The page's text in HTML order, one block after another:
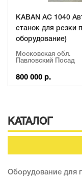
KABAN AC 1040
станок для
оборудование)
Московская обл.
Павловский Посад
800 000 р.
КАТАЛОГ
Оборудование для